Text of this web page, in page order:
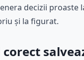
decizii proaste
și la figurat.